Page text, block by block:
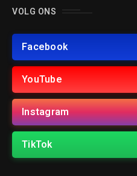
VOLG ONS
Facebook
YouTube
Instagram
TikTok